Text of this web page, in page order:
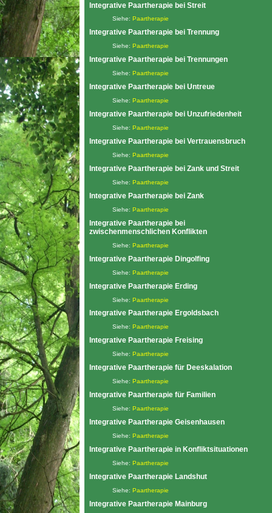
Integrative Paartherapie bei Streit
Siehe: Paartherapie
Integrative Paartherapie bei Trennung
Siehe: Paartherapie
Integrative Paartherapie bei Trennungen
Siehe: Paartherapie
Integrative Paartherapie bei Untreue
Siehe: Paartherapie
Integrative Paartherapie bei Unzufriedenheit
Siehe: Paartherapie
Integrative Paartherapie bei Vertrauensbruch
Siehe: Paartherapie
Integrative Paartherapie bei Zank und Streit
Siehe: Paartherapie
Integrative Paartherapie bei Zank
Siehe: Paartherapie
Integrative Paartherapie bei
zwischenmenschlichen Konflikten
Siehe: Paartherapie
Integrative Paartherapie Dingolfing
Siehe: Paartherapie
Integrative Paartherapie Erding
Siehe: Paartherapie
Integrative Paartherapie Ergoldsbach
Siehe: Paartherapie
Integrative Paartherapie Freising
Siehe: Paartherapie
Integrative Paartherapie für Deeskalation
Siehe: Paartherapie
Integrative Paartherapie für Familien
Siehe: Paartherapie
Integrative Paartherapie Geisenhausen
Siehe: Paartherapie
Integrative Paartherapie in Konfliktsituationen
Siehe: Paartherapie
Integrative Paartherapie Landshut
Siehe: Paartherapie
Integrative Paartherapie Mainburg